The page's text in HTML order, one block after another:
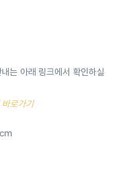
는 아래 링크에서 확인하실
로가기